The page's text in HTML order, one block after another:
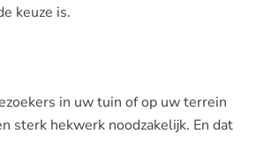
keuze is.
in uw tuin of op uw terrein
sterk hekwerk noodzakelijk. En dat